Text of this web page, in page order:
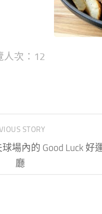
人次：12
STORY
場內的 Good Luck 好
廳